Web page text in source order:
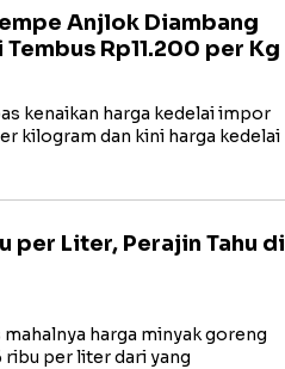
Anjlok Diambang
Rp11.200 per Kg
kenaikan harga kedelai impor
kilogram dan kini harga kedelai
per Liter, Perajin Tahu di
harga minyak goreng
ribu per liter dari yang